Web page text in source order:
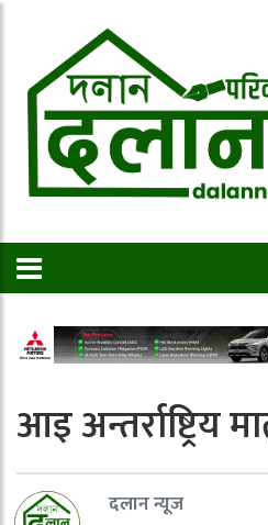
आइ अन्तर्राष्ट्रिय
दलान न्यूज